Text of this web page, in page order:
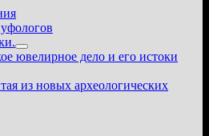
Показать
подменю
ювелирное дело и его истоки
из новых археологических